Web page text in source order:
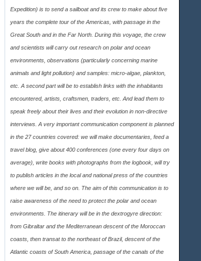
Expedition) is to send a sailboat and its crew to make about five
years the complete tour of the Americas, with passage in the
Great South and in the Far North. During this voyage, the crew
and scientists will carry out research on polar and ocean
environments, observations (particularly concerning marine
animals and light pollution) and samples: micro-algae, plankton,
etc. A second part will be to establish links with the inhabitants
encountered, artists, craftsmen, traders, etc. And lead them to
speak freely about their lives and their evolution in non-directive
interviews. A very important communication component is planned
in the 27 countries covered: we will make documentaries, feed a
travel blog, give about 400 conferences (one every four days on
average), write books with photographs from the logbook, will try
to publish articles in the local and national press of the countries
where we will be, and so on. The aim of this communication is to
raise awareness of the need to protect the polar and ocean
environments. The itinerary will be in the dextrogyre direction:
from Gibraltar and the Mediterranean descent of the Moroccan
coasts, then transat to the northeast of Brazil, descent of the
Atlantic coasts of South America, passage of the canals of the